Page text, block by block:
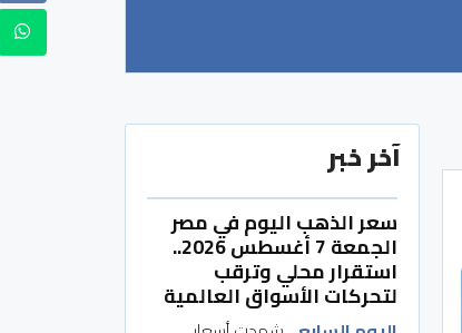
آخر خبر
سعر الذهب اليوم في مصر
الجمعة 7 أغسطس 2026..
استقرار محلي وترقب
لتحركات الأسواق العالمية